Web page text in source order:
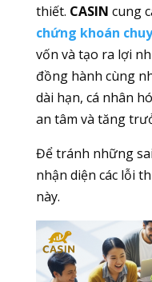
thiết. CASIN cung
chứng khoán
vốn và tạo ra lợi
đồng hành cùng
dài hạn, cá nhân
an tâm và tăng
Để tránh những
nhận diện các lỗi
này.